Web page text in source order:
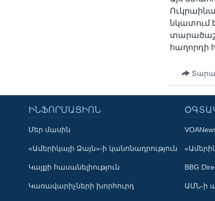
Learning English
ՀԵՏԵՒԵՔ ՄԵԶ
նկատում
հաղորդի
ԻՆՖՈՐՄԱՑԻՈՆ
Մեր մասին
«Ամերիկայի Ձայն»-ի կանոնադրություն
Կայքի հասանելիություն
Կառավարիչների խորհուրդ
BBG
ԱՄՆ-ի